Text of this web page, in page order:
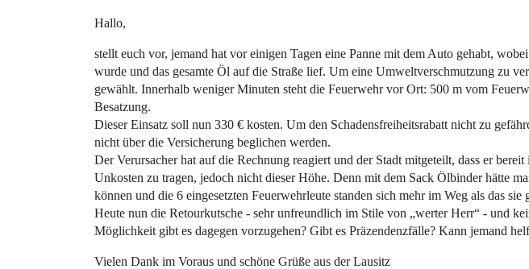
Hallo,
stellt euch vor, jemand hat vor einigen Tagen eine Panne mit dem Auto gehabt,
wurde und das gesamte Öl auf die Straße lief. Um eine Umweltverschmutzung zu
gewählt. Innerhalb weniger Minuten steht die Feuerwehr vor Ort: 500 m vom
Besatzung.
Dieser Einsatz soll nun 330 € kosten. Um den Schadensfreiheitsrabatt nicht zu
nicht über die Versicherung beglichen werden.
Der Verursacher hat auf die Rechnung reagiert und der Stadt mitgeteilt, dass er bereit
Unkosten zu tragen, jedoch nicht dieser Höhe. Denn mit dem Sack Ölbinder hätte
können und die 6 eingesetzten Feuerwehrleute standen sich mehr im Weg als das sie
Heute nun die Retourkutsche - sehr unfreundlich im Stile von „werter Herr“ - und
Möglichkeit gibt es dagegen vorzugehen? Gibt es Präzendenzfälle? Kann jemand
Vielen Dank im Voraus und schöne Grüße aus der Lausitz